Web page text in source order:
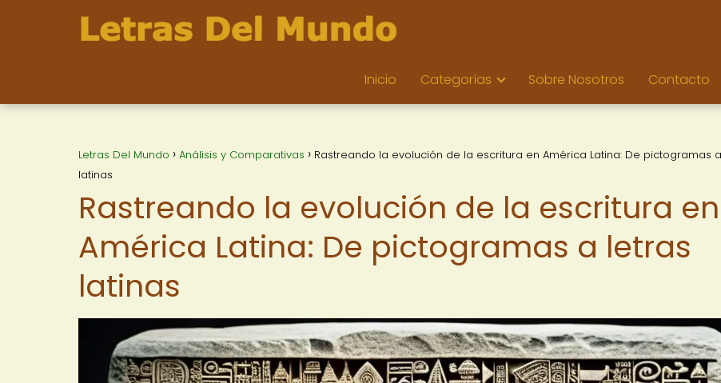
Inicio Categorías Sobre Nosotros Contacto
Letras Del Mundo Análisis y Comparativas
Rastreando la evolución de la escritura en América Latina: De pictogramas
latinas
Rastreando la evolución de la escritura en
América Latina: De pictogramas a letras
latinas